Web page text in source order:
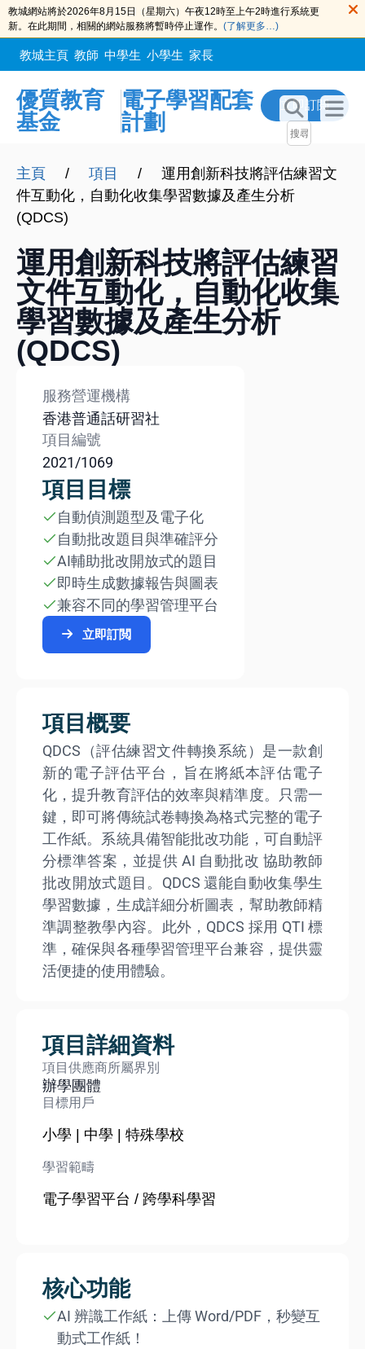
教城網站將於2026年8月15日（星期六）午夜12時至上午2時進行系統更
新。在此期間，相關的網站服務將暫時停止運作。 (了解更多…)
教城主頁 教師 中學生 小學生 家長
優質教育
基金
電子學習配套
計劃
立即訂閲
主頁 / 項目 /
運用創新科技將評估練習文
件互動化，自動化收集學習數據及產生分析
(QDCS)
運用創新科技將評估練習
文件互動化，自動化收集
學習數據及產生分析
(QDCS)
服務營運機構
香港普通話研習社
項目編號
2021/1069
項目目標
自動偵測題型及電子化
自動批改題目與準確評分
AI輔助批改開放式的題目
即時生成數據報告與圖表
兼容不同的學習管理平台
立即訂閲
項目概要
QDCS（評估練習文件轉換系統）是一款創
新的電子評估平台，旨在將紙本評估電子
化，提升教育評估的效率與精準度。只需一
鍵，即可將傳統試卷轉換為格式完整的電子
工作紙。系統具備智能批改功能，可自動評
分標準答案，並提供 AI 自動批改 協助教師
批改開放式題目。QDCS 還能自動收集學生
學習數據，生成詳細分析圖表，幫助教師精
準調整教學內容。此外，QDCS 採用 QTI 標
準，確保與各種學習管理平台兼容，提供靈
活便捷的使用體驗。
項目詳細資料
項目供應商所屬界別
辦學團體
目標用戶
小學 | 中學 | 特殊學校
學習範疇
電子學習平台 / 跨學科學習
核心功能
AI 辨識工作紙：上傳 Word/PDF，秒變互
動式工作紙！